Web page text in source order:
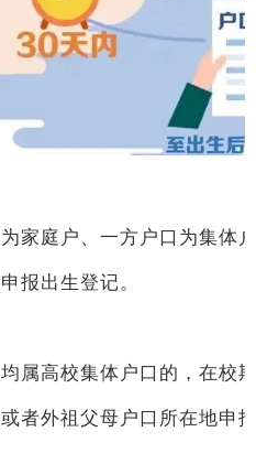
家庭户、一方户口为集体
报出生登记。
属高校集体户口的，在校
者外祖父母户口所在地申